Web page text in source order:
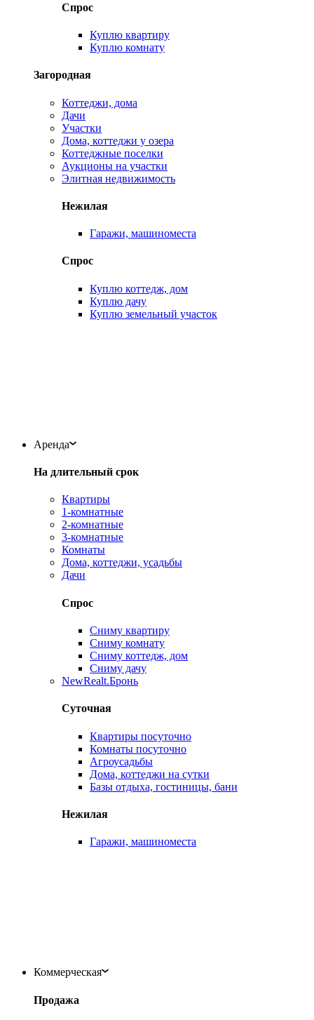
Спрос
Куплю квартиру
Куплю комнату
Загородная
Коттеджи, дома
Дачи
Участки
Дома, коттеджи у озера
Коттеджные поселки
Аукционы на участки
Элитная недвижимость
Нежилая
Гаражи, машиноместа
Спрос
Куплю коттедж, дом
Куплю дачу
Куплю земельный участок
Аренда
На длительный срок
Квартиры
1-комнатные
2-комнатные
3-комнатные
Комнаты
Дома, коттеджи, усадьбы
Дачи
Спрос
Сниму квартиру
Сниму комнату
Сниму коттедж, дом
Сниму дачу
NewRealt.Бронь
Суточная
Квартиры посуточно
Комнаты посуточно
Агроусадьбы
Дома, коттеджи на сутки
Базы отдыха, гостиницы, бани
Нежилая
Гаражи, машиноместа
Коммерческая
Продажа